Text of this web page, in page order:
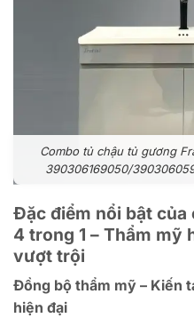
Combo tủ chậu tủ gương
390306169050/
Đặc điểm nổi bật của
4 trong 1 – Thẩm mỹ
vượt trội
Đồng bộ thẩm mỹ – Kiến
hiện đại